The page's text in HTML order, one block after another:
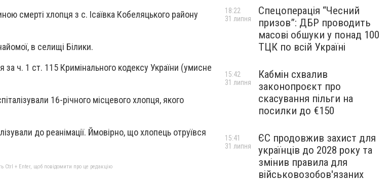
смерті хлопця з с. Ісаївка Кобеляцького району
в селищі Білики.
за ч. 1 ст. 115 Кримінального кодексу України (умисне
16-річного місцевого хлопця, якого
до реанімації. Ймовірно, що хлопець отруївся
Ctrl + Enter, щоб повідомити про це редакцію
Спецоперація “Чесний
призов”: ДБР проводить
масові обшуки у понад 100
ТЦК по всій Україні
18:22
31 липня
Кабмін схвалив
законопроєкт про
скасування пільги на
посилки до €150
15:42
31 липня
ЄС продовжив захист для
українців до 2028 року та
змінив правила для
військовозобов'язаних
15:41
31 липня